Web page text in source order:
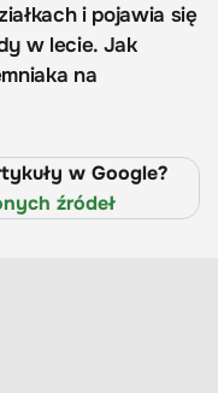
i pojawia się
w lecie. Jak
na
w Google?
źródeł